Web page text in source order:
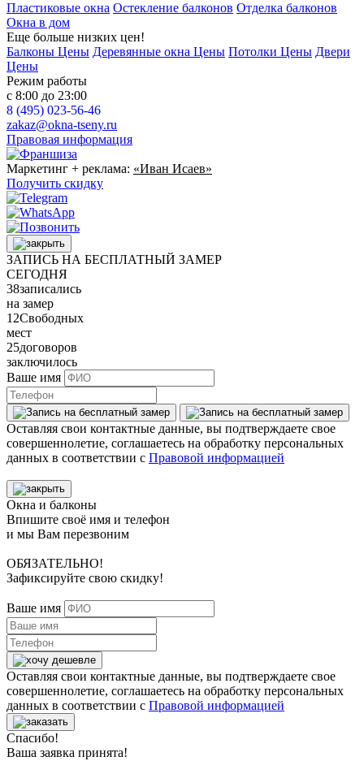
Пластиковые окна Остекление балконов Отделка балконов
Окна в дом
Еще больше низких цен!
Балконы Цены Деревянные окна Цены Потолки Цены Двери
Цены
Режим работы
с 8:00 до 23:00
8 (495) 023-56-46
zakaz@okna-tseny.ru
Правовая информация
Маркетинг + реклама: «Иван Исаев»
Получить скидку
ЗАПИСЬ НА БЕСПЛАТНЫЙ ЗАМЕР
СЕГОДНЯ
38записались
на замер
12Свободных
мест
25договоров
заключилось
Ваше имя
Оставляя свои контактные данные, вы подтверждаете свое
совершеннолетие, соглашаетесь на обработку персональных
данных в соответствии с Правовой информацией
Окна и балконы
Впишите своё имя и телефон
и мы Вам перезвоним
ОБЯЗАТЕЛЬНО!
Зафиксируйте свою скидку!
Ваше имя
Оставляя свои контактные данные, вы подтверждаете свое
совершеннолетие, соглашаетесь на обработку персональных
данных в соответствии с Правовой информацией
Спасибо!
Ваша заявка принята!